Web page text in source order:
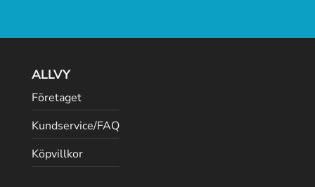
ALLVY
Företaget
Kundservice/FAQ
Köpvillkor